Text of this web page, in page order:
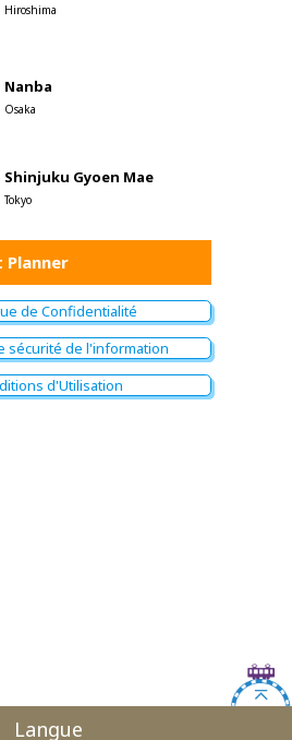
Hiroshima
Nanba
Osaka
Shinjuku Gyoen Mae
Tokyo
Planner
de Confidentialité
sécurité de l'information
d'Utilisation
Langue